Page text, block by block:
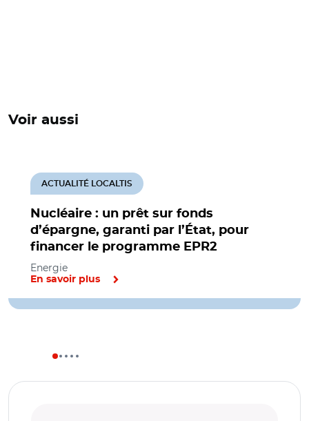
Voir aussi
Nucléaire : un prêt sur fonds
d’épargne, garanti par l’État, pour
financer le programme EPR2
ACTUALITÉ LOCALTIS
Energie
En savoir plus